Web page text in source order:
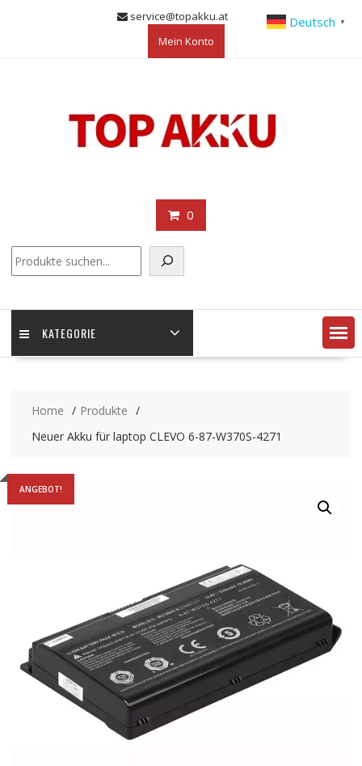
service@topakku.at
Mein Konto
0
KATEGORIE
Home
Produkte
Neuer Akku für laptop CLEVO 6-87-W370S-4271
ANGEBOT!
Deutsch ▼